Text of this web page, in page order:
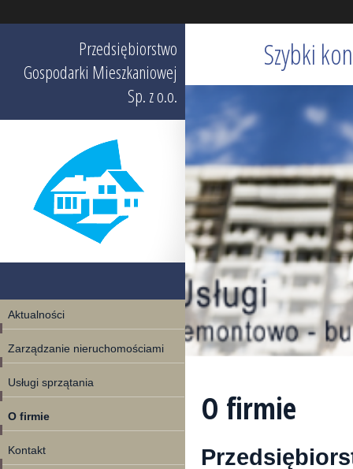
Przedsiębiorstwo
Gospodarki Mieszkaniowej
Sp. z o.o.
Aktualności
Zarządzanie nieruchomościami
Usługi sprzątania
O firmie
Kontakt
Szybki
O firmie